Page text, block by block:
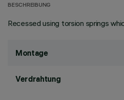
BESCHREIBUNG
Recessed using torsion springs
Montage
Verdrahtung